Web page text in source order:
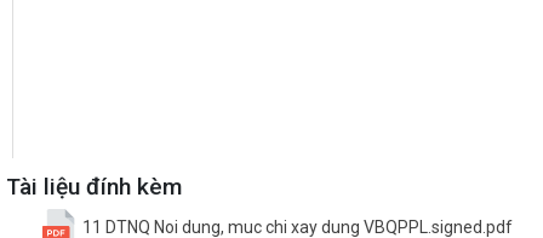
Tài liệu đính kèm
11 DTNQ Noi dung, muc chi xay dung VBQPPL.signed.pdf